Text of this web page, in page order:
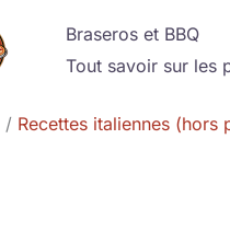
Braseros et BBQ
Tout savoir sur les
Recettes italiennes (hors